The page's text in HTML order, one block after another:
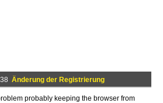
Änderung der Registrierung
probably keeping the browser from